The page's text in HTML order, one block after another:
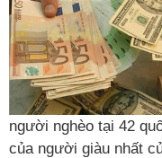
người nghèo tại 42
của người giàu nhất